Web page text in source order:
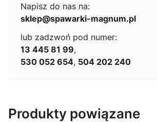
Napisz do nas na:
sklep@spawarki-magnum.pl
lub zadzwoń pod numer:
13 445 81 99,
530 052 654, 504 202 240
Produkty powiązane